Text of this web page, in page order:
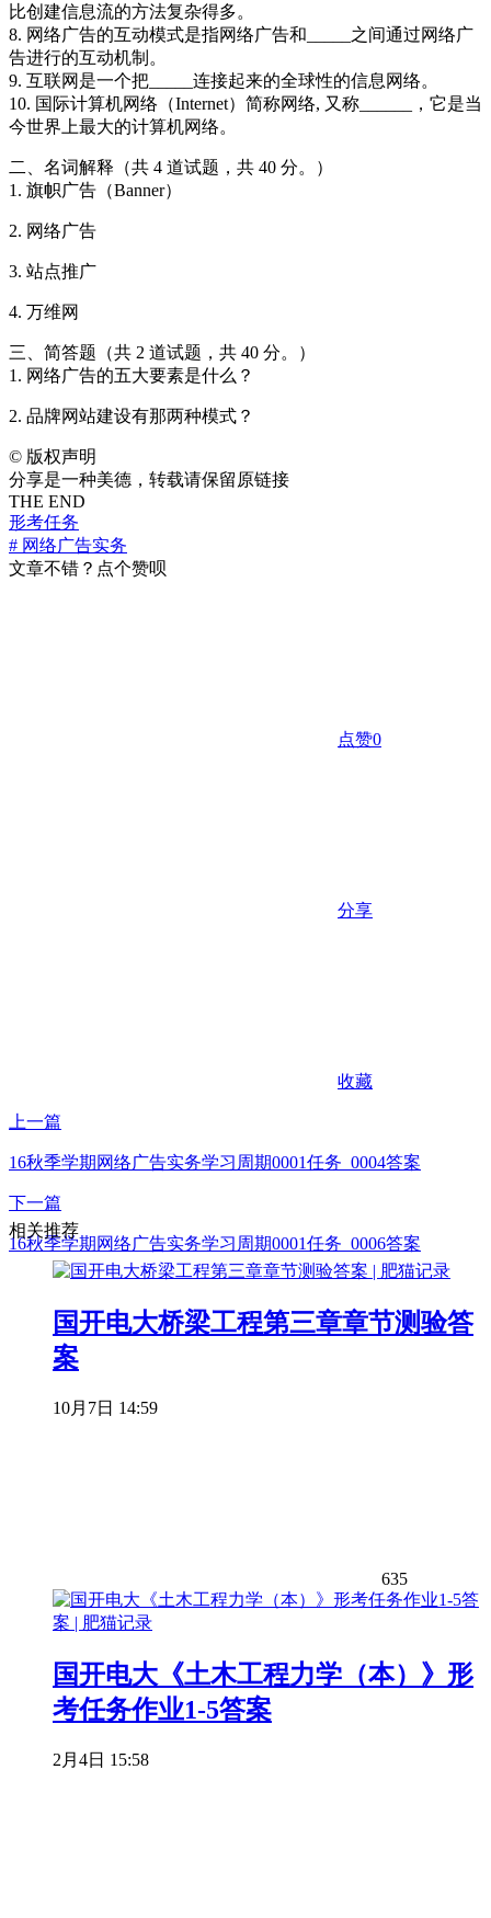
比创建信息流的方法复杂得多。
8. 网络广告的互动模式是指网络广告和_____之间通过网络广
告进行的互动机制。
9. 互联网是一个把_____连接起来的全球性的信息网络。
10. 国际计算机网络（Internet）简称网络, 又称______，它是当
今世界上最大的计算机网络。
二、名词解释（共 4 道试题，共 40 分。）
1. 旗帜广告（Banner）
2. 网络广告
3. 站点推广
4. 万维网
三、简答题（共 2 道试题，共 40 分。）
1. 网络广告的五大要素是什么？
2. 品牌网站建设有那两种模式？
© 版权声明
分享是一种美德，转载请保留原链接
THE END
形考任务
# 网络广告实务
文章不错？点个赞呗
点赞0
分享
收藏
上一篇
16秋季学期网络广告实务学习周期0001任务_0004答案
下一篇
16秋季学期网络广告实务学习周期0001任务_0006答案
相关推荐
国开电大桥梁工程第三章章节测验答
案
10月7日 14:59
635
国开电大《土木工程力学（本）》形
考任务作业1-5答案
2月4日 15:58